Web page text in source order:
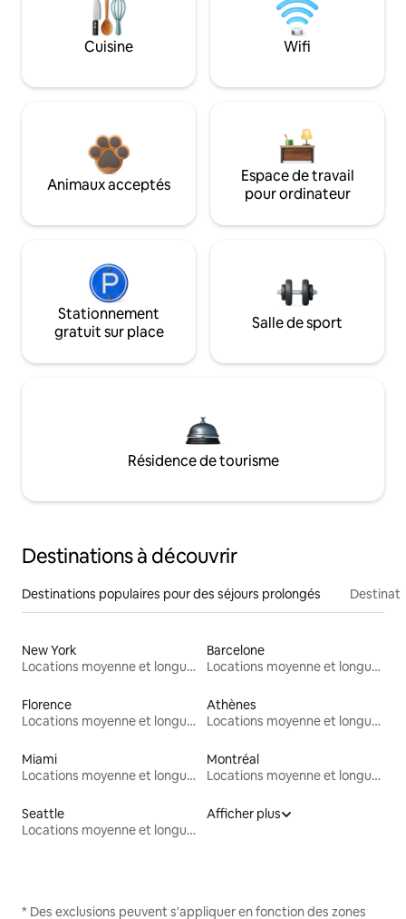
Cuisine Wifi
Animaux acceptés
Espace de travail
pour ordinateur
Stationnement
gratuit sur place
Salle de sport
Résidence de tourisme
Destinations à découvrir
Destinations populaires pour des séjours prolongés
New York
Locations moyenne et longue durée
Barcelone
Locations moyenne et longue durée
Florence
Locations moyenne et longue durée
Athènes
Locations moyenne et longue durée
Miami
Locations moyenne et longue durée
Montréal
Locations moyenne et longue durée
Seattle
Locations moyenne et longue durée
Afficher plus
* Des exclusions peuvent s'appliquer en fonction des zones